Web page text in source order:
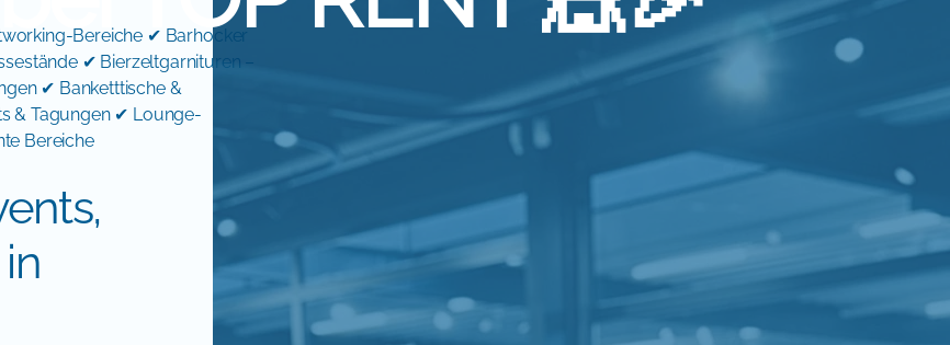
Bereiche ✔ Barhocker
✔ Bierzeltgarnituren –
✔ Banketttische &
& Tagungen ✔ Lounge-
Bereiche